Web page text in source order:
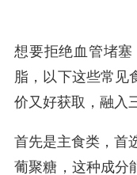
想要拒绝血管堵
脂，以下这些常见
价又好获取，融入
首先是主食类，首
葡聚糖，这种成分